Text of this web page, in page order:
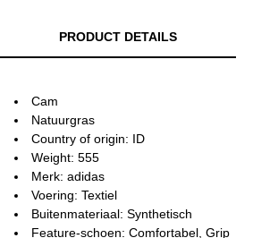
PRODUCT DETAILS
Cam
Natuurgras
Country of origin: ID
Weight: 555
Merk: adidas
Voering: Textiel
Buitenmateriaal: Synthetisch
Feature-schoen: Comfortabel, Grip